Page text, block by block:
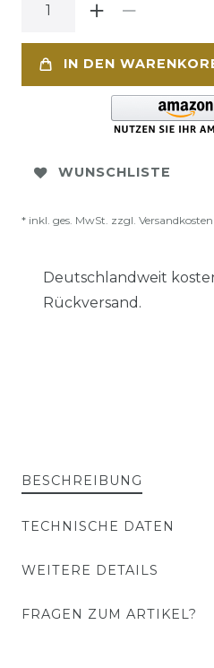
IN DEN
WUNSCHLISTE
* inkl. ges. MwSt. zzgl. Versandkosten
Deutschlandweit
Rückversand.
BESCHREIBUNG
TECHNISCHE DATEN
WEITERE DETAILS
FRAGEN ZUM ARTIKEL?